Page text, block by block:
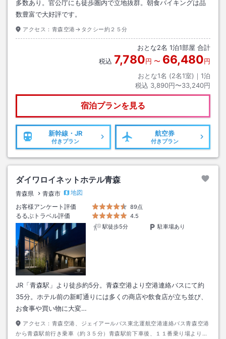
多数あり。官公庁にも徒歩圏内で立地抜群。朝食バイキングは品
数豊富で大好評です。
アクセス： 青森空港→タクシー約２５分
おとな2名 1泊1部屋 合計
税込 7,780円 〜 66,480円
おとな1名 (2名1室)｜ 1泊
税込 3,890円〜33,240円
宿泊プランを見る
新幹線・JR
付きプラン
航空券
付きプラン
ダイワロイネットホテル青森
青森県 青森市
地図
お客様アンケート評価
89点
るるぶトラベル評価
4.5
駅徒歩5分
駐車場あり
JR「青森駅」より徒歩約5分。青森空港より空港連絡バスにて約
35分。ホテル前の新町通りには多くの商店や飲食店が立ち並び、
お食事や買い物に大変…
アクセス： 青森空港、ジェイアールバス東北運航空港連絡バス青森空港
から青森駅前行き乗車（約３５分）青森駅前下車後、１１番乗り場より徒